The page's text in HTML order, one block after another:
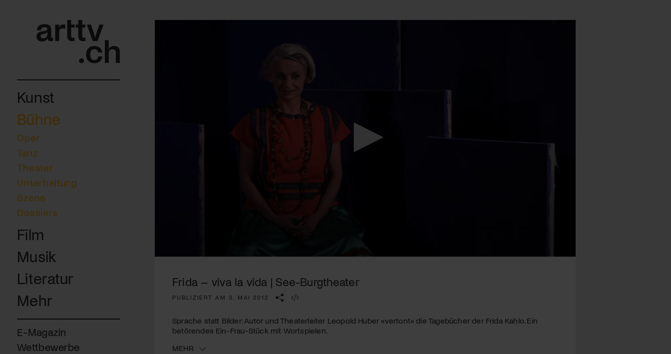
Kunst
Bühne
Oper
Tanz
Theater
Unterhaltung
Szene
Dossiers
Film
Musik
Literatur
Mehr
E-Magazin
Wettbewerbe
Frida – viva la vida | See-Burgtheater
PUBLIZIERT AM 3. MAI 2012
Sprache statt Bilder: Autor und Theaterleiter Leopold Huber «vertont» die Tagebücher der Frida Kahlo. Ein
betörendes Ein-Frau-Stück mit Wortspielen.
MEHR
diversen Kulturevents.
Jetzt Mitglied werden